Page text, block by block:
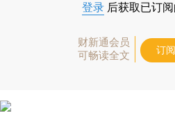
登录 后获取已订
财新通会员
可畅读全文
订